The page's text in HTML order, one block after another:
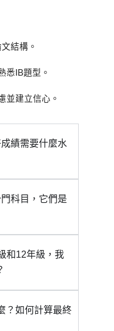
結構。
悉IB題型。
並建立信心。
績需要什麼水
科目，它們是
和12年級，我
？如何計算最終